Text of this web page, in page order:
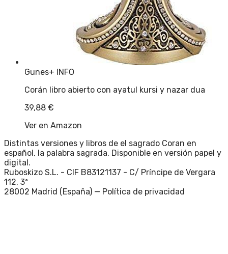
Gunes+ INFO
Corán libro abierto con ayatul kursi y nazar dua
39,88 €
Ver en Amazon
Distintas versiones y libros de el sagrado Coran en
español, la palabra sagrada. Disponible en versión papel y
digital.
Ruboskizo S.L. - CIF B83121137 - C/ Príncipe de Vergara
112, 3ª
28002 Madrid (España) — Política de privacidad